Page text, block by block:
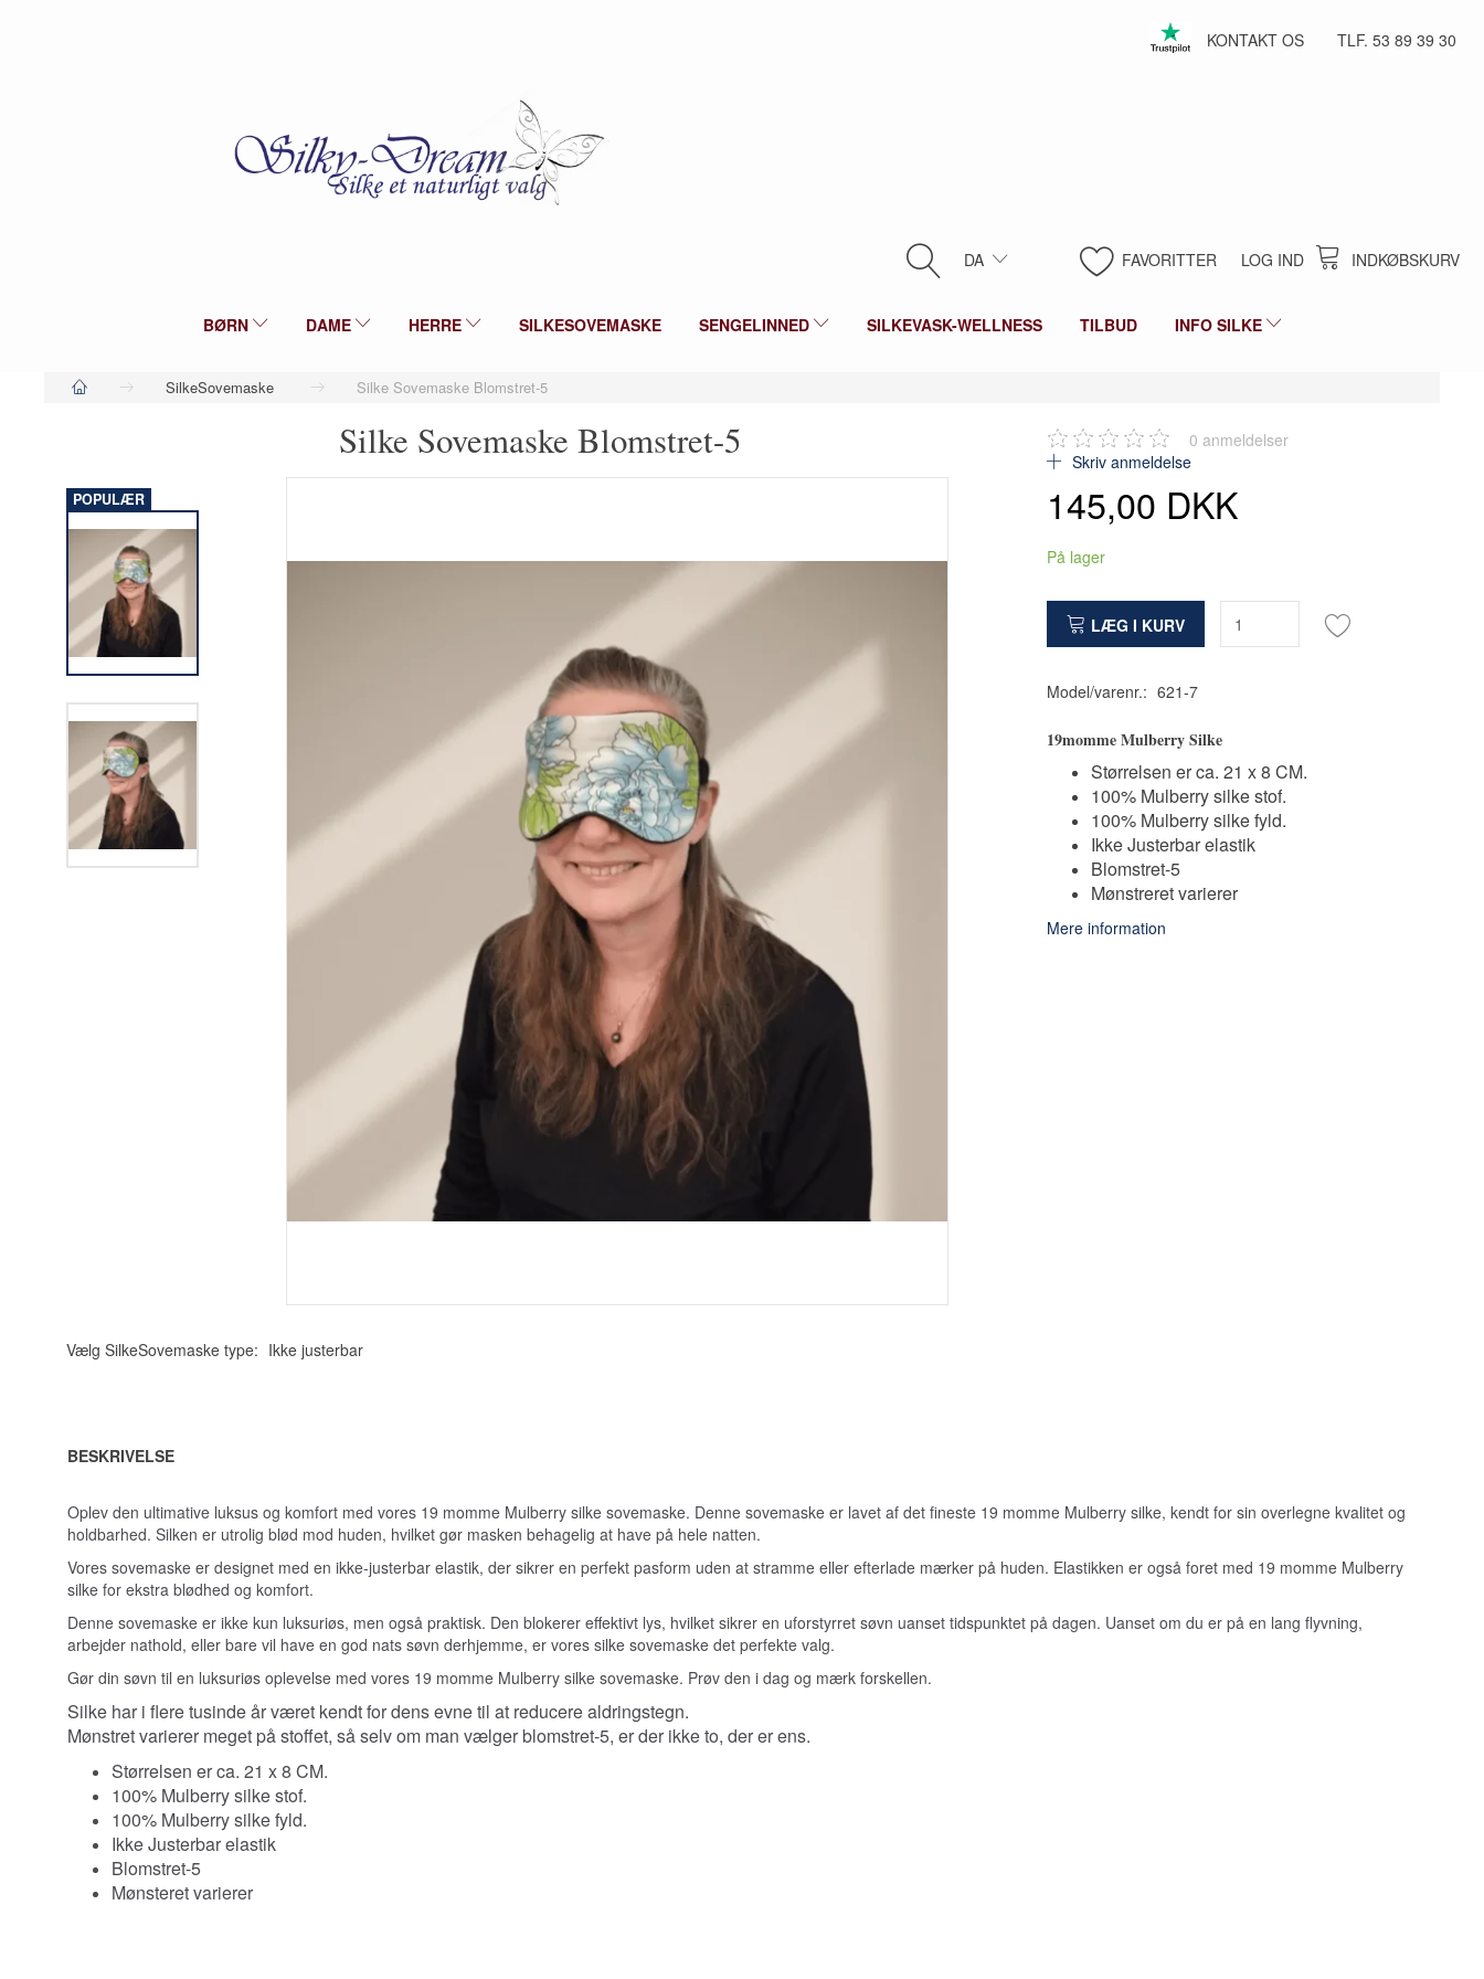
TLF. 53 89 39 30
KONTAKT OS
INDKØBSKURV
FAVORITTER LOG IND
DA
BØRN DAME HERRE SILKESOVEMASKE SENGELINNED SILKEVASK-WELLNESS TILBUD INFO SILKE
SilkeSovemaske Silke Sovemaske Blomstret-5
Silke Sovemaske Blomstret-5
POPULÆR
Vælg SilkeSovemaske type: Ikke justerbar
0 anmeldelser
Skriv anmeldelse
145,00 DKK
På lager
LÆG I KURV
Model/varenr.: 621-7
19momme Mulberry Silke
Størrelsen er ca. 21 x 8 CM.
100% Mulberry silke stof.
100% Mulberry silke fyld.
Ikke Justerbar elastik
Blomstret-5
Mønstreret varierer
Mere information
BESKRIVELSE
Oplev den ultimative luksus og komfort med vores 19 momme Mulberry silke sovemaske. Denne sovemaske er lavet af det fineste 19 momme Mulberry silke, kendt for sin overlegne kvalitet og
holdbarhed. Silken er utrolig blød mod huden, hvilket gør masken behagelig at have på hele natten.
Vores sovemaske er designet med en ikke-justerbar elastik, der sikrer en perfekt pasform uden at stramme eller efterlade mærker på huden. Elastikken er også foret med 19 momme Mulberry
silke for ekstra blødhed og komfort.
Denne sovemaske er ikke kun luksuriøs, men også praktisk. Den blokerer effektivt lys, hvilket sikrer en uforstyrret søvn uanset tidspunktet på dagen. Uanset om du er på en lang flyvning,
arbejder nathold, eller bare vil have en god nats søvn derhjemme, er vores silke sovemaske det perfekte valg.
Gør din søvn til en luksuriøs oplevelse med vores 19 momme Mulberry silke sovemaske. Prøv den i dag og mærk forskellen.
Silke har i flere tusinde år været kendt for dens evne til at reducere aldringstegn.
Mønstret varierer meget på stoffet, så selv om man vælger blomstret-5, er der ikke to, der er ens.
Størrelsen er ca. 21 x 8 CM.
100% Mulberry silke stof.
100% Mulberry silke fyld.
Ikke Justerbar elastik
Blomstret-5
Mønsteret varierer